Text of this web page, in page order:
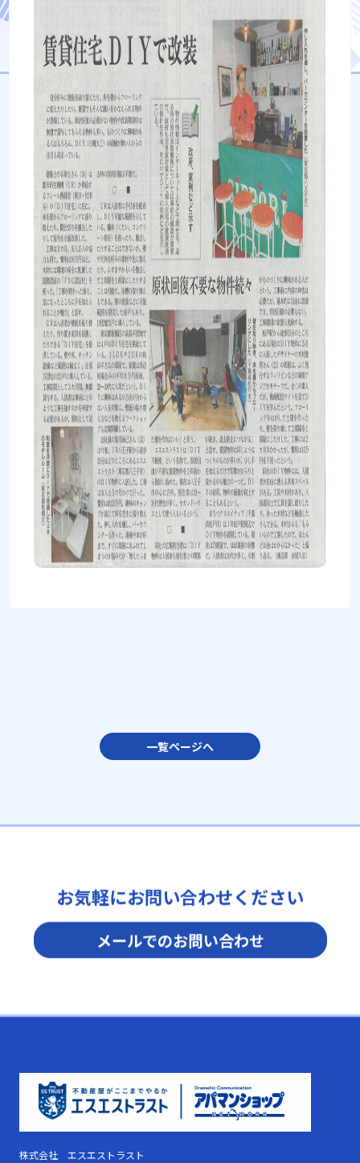
一覧ページへ
お気軽にお問い合わせください
メールでのお問い合わせ
株式会社 エスエストラスト